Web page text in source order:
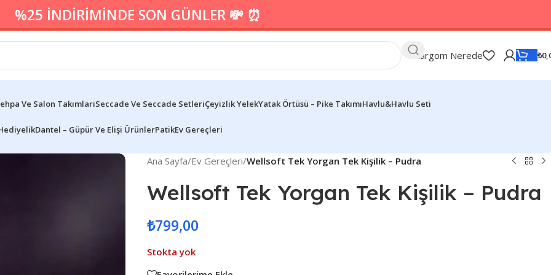
%25 İNDİRİMİNDE SON GÜNLER 💸 ⏰
Kargom Nerede ₺
Ve Salon TakımlarıSeccade Ve Seccade SetleriÇeyizlik YelekYatak Örtüsü – Pike TakımıHavlu&Havlu Seti
Dantel – Güpür Ve Elişi ÜrünlerPatikEv Gereçleri
Ana Sayfa/Ev Gereçleri/Wellsoft Tek Yorgan Tek Kişilik – Pudra
Wellsoft Tek Yorgan Tek Kişilik – Pudra
₺799,00
Stokta yok